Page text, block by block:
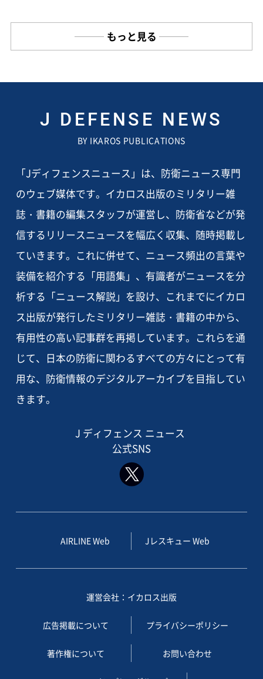
もっと見る
J DEFENSE NEWS
BY IKAROS PUBLICATIONS
「Jディフェンスニュース」は、防衛ニュース専門
のウェブ媒体です。イカロス出版のミリタリー雑
誌・書籍の編集スタッフが運営し、防衛省などが発
信するリリースニュースを幅広く収集、随時掲載し
ていきます。これに併せて、ニュース頻出の言葉や
装備を紹介する「用語集」、有識者がニュースを分
析する「ニュース解説」を設け、これまでにイカロ
ス出版が発行したミリタリー雑誌・書籍の中から、
有用性の高い記事群を再掲しています。これらを通
じて、日本の防衛に関わるすべての方々にとって有
用な、防衛情報のデジタルアーカイブを目指してい
きます。
J ディフェンス ニュース
公式SNS
AIRLINE Web Jレスキュー Web
運営会社：イカロス出版
広告掲載について プライバシーポリシー
著作権について お問い合わせ